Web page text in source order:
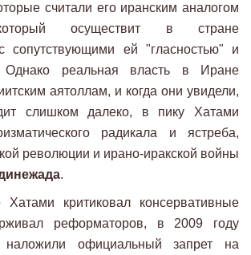
считали его иранским аналогом
осуществит в стране
сопутствующими ей "гласностью" и
Однако реальная власть в Иране
аятоллам, и когда они увидели,
слишком далеко, в пику Хатами
радикала и ястреба,
революции и ирано-иракской войны
.
Хатами критиковал консервативные
реформаторов, в 2009 году
официальный запрет на